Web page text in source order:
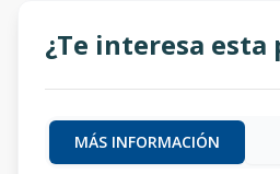
¿Te interesa esta
MÁS INFORMACIÓN